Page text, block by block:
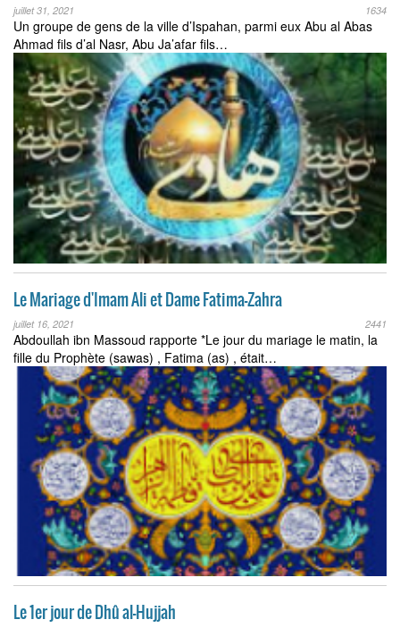
juillet 31, 2021 1634
Un groupe de gens de la ville d’Ispahan, parmi eux Abu al Abas
Ahmad fils d’al Nasr, Abu Ja’afar fils…
Le Mariage d'Imam Ali et Dame Fatima-Zahra
juillet 16, 2021 2441
Abdoullah ibn Massoud rapporte *Le jour du mariage le matin, la
fille du Prophète (sawas) , Fatima (as) , était…
Le 1er jour de Dhû al-Hujjah